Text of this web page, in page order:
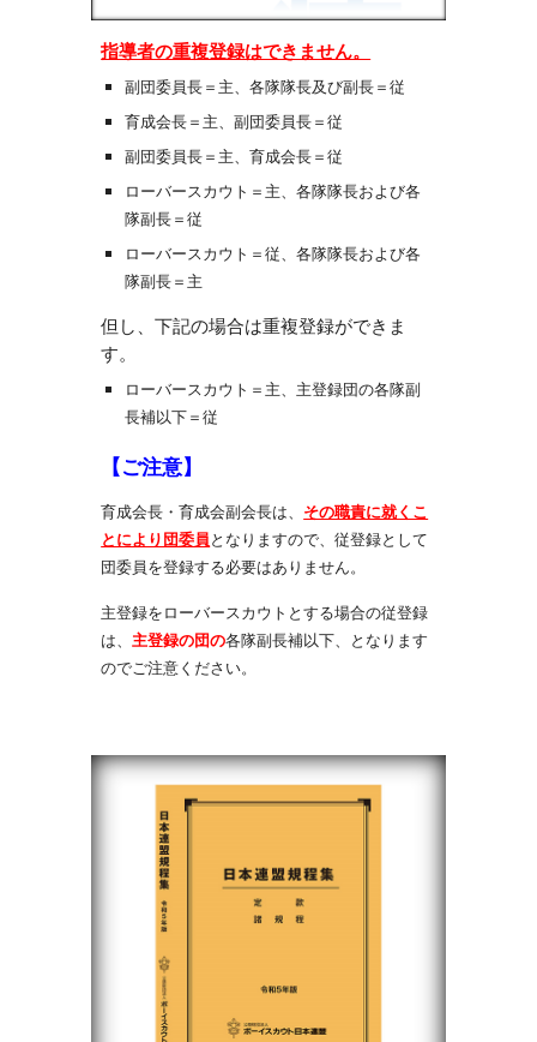
指導者の重複登録はできません。
副団委員長＝主、各隊隊長及び副長＝従
育成会長＝主、副団委員長＝従
副団委員長＝主、育成会長＝従
ローバースカウト＝主、各隊隊長および各
隊副長＝従
ローバースカウト＝従、各隊隊長および各
隊副長＝主
但し、下記の場合は重複登録ができま
す。
ローバースカウト＝主、主登録団の各隊副
長補以下＝従
【ご注意】
育成会長・育成会副会長は、 その職責に就くこ
とにより団委員となりますので、従登録として
団委員を登録する必要はありません。
主登録をローバースカウトとする場合の従登録
は、 主登録の団の各隊副長補以下、となります
のでご注意ください。